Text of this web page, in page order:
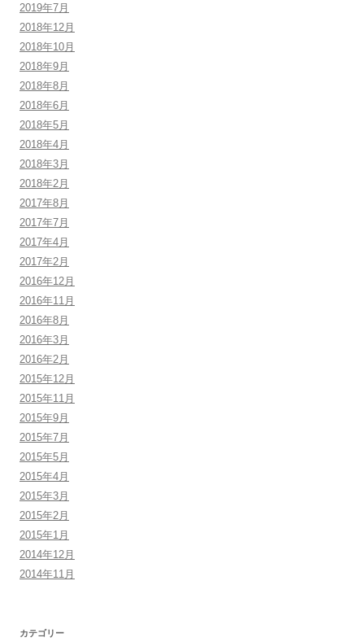
2019年7月
2018年12月
2018年10月
2018年9月
2018年8月
2018年6月
2018年5月
2018年4月
2018年3月
2018年2月
2017年8月
2017年7月
2017年4月
2017年2月
2016年12月
2016年11月
2016年8月
2016年3月
2016年2月
2015年12月
2015年11月
2015年9月
2015年7月
2015年5月
2015年4月
2015年3月
2015年2月
2015年1月
2014年12月
2014年11月
カテゴリー